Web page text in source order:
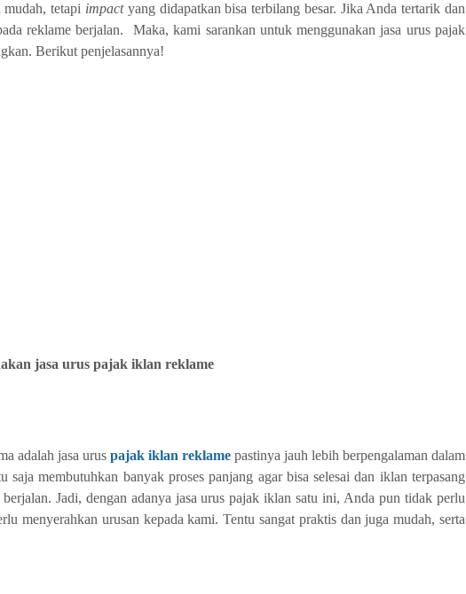
tetapi impact yang didapatkan bisa terbilang besar. Jika Anda tertarik dan
reklame berjalan.
Maka, kami sarankan untuk menggunakan jasa urus pajak
Berikut penjelasannya!
jasa urus pajak iklan reklame
adalah jasa urus pajak iklan reklame pastinya jauh lebih berpengalaman dalam
saja membutuhkan banyak proses panjang agar bisa selesai dan iklan terpasang
Jadi, dengan adanya jasa urus pajak iklan satu ini, Anda pun tidak perlu
menyerahkan urusan kepada kami. Tentu sangat praktis dan juga mudah, serta